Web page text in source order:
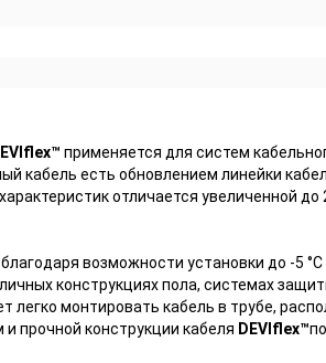
применяется для систем
кабель есть обновлением линейки
отличается увеличенной до
возможности установки до -5
конструкциях пола, системах
легко монтировать кабель в трубе,
прочной конструкции кабеля DEVIflex™